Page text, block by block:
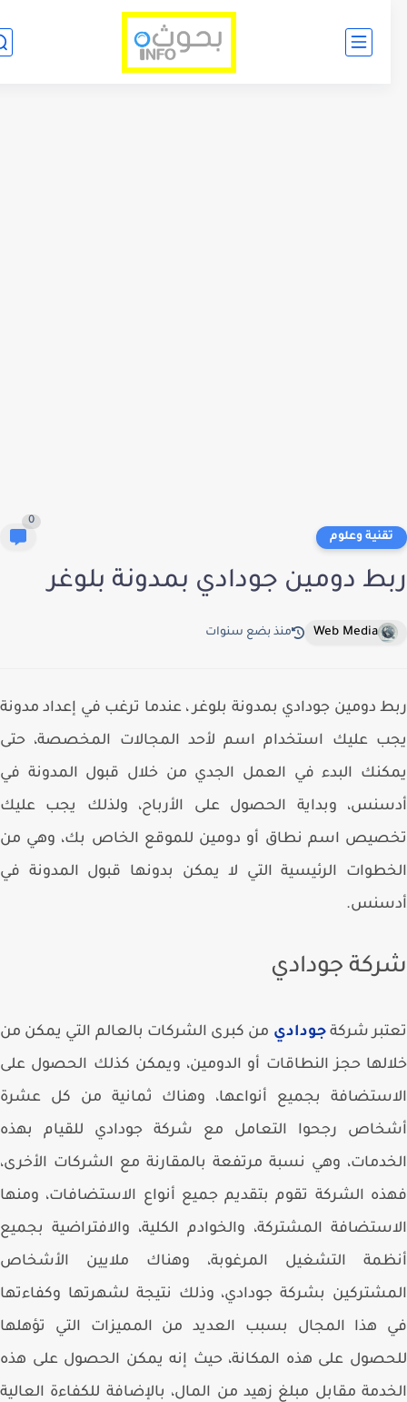
وعلوم
دومين جودادي بمدونة بلوغر
Web Media منذ بضع سنوات
دومين جودادي بمدونة بلوغر، عندما ترغب في إعداد مدونة
عليك استخدام اسم لأحد المجالات المخصصة، حتى
البدء في العمل الجدي من خلال قبول المدونة في
وبداية الحصول على الأرباح، ولذلك يجب عليك
اسم نطاق أو دومين للموقع الخاص بك، وهي من
الرئيسية التي لا يمكن بدونها قبول المدونة في
جودادي
شركةجوداديمن كبرى الشركات بالعالم التي يمكن من
حجز النطاقات أو الدومين، ويمكن كذلك الحصول على
بجميع أنواعها، وهناك ثمانية من كل عشرة
رجحوا التعامل مع شركة جودادي للقيام بهذه
وهي نسبة مرتفعة بالمقارنة مع الشركات الأخرى،
الشركة تقوم بتقديم جميع أنواع الاستضافات، ومنها
المشتركة، والخوادم الكلية، والافتراضية بجميع
التشغيل المرغوبة، وهناك ملايين الأشخاص
بشركة جودادي، وذلك نتيجة لشهرتها وكفاءتها
هذا المجال بسبب العديد من المميزات التي تؤهلها
على هذه المكانة، حيث إنه يمكن الحصول على هذه
مقابل مبلغ زهيد من المال، بالإضافة للكفاءة العالية